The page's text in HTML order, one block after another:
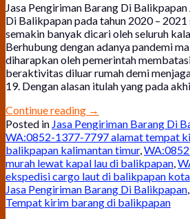
Jasa Pengiriman Barang Di
Di Balikpapan pada tahun 2020 –
semakin banyak dicari oleh seluruh
Berhubung dengan adanya pandemi
diharapkan oleh pemerintah
beraktivitas diluar rumah demi
19. Dengan alasan itulah yang pada
Continue reading →
Posted in Jasa Pengiriman Barang Di
WA:0852-1377-7797 alamat tempat
balikpapan kalimantan timur,
murah lewat kapal lau di balikpapan,
ekspedisi cargo laut di balikpapan kota
Jasa Pengiriman Barang Di Balikpapan,
Tempat kirim barang di balikpapan